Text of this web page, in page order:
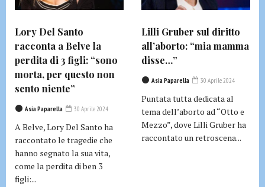
Lory Del Santo
racconta a Belve la
perdita di 3 figli: “sono
morta, per questo non
sento niente”
Asia Paparella 30 Aprile 2024
A Belve, Lory Del Santo ha
raccontato le tragedie che
hanno segnato la sua vita,
come la perdita di ben 3
figli:...
Lilli Gruber sul diritto
all’aborto: “mia mamma
disse…”
Asia Paparella 30 Aprile 2024
Puntata tutta dedicata al
tema dell’aborto ad “Otto e
Mezzo”, dove Lilli Gruber ha
raccontato un retroscena...